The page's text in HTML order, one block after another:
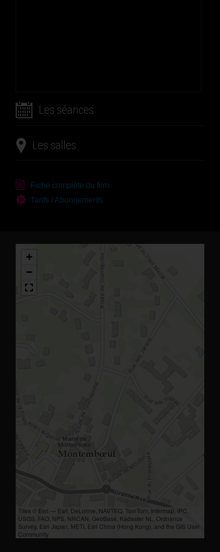
Les séances
Les salles
Fiche complète du film
Tarifs / Abonnements
+
−
Tiles © Esri — Esri, DeLorme, NAVTEQ, TomTom, Intermap, iPC,
USGS, FAO, NPS, NRCAN, GeoBase, Kadaster NL, Ordnance
Survey, Esri Japan, METI, Esri China (Hong Kong), and the GIS User
Community